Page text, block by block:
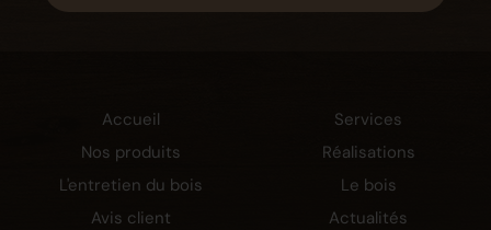
Accueil
Nos produits
L'entretien du bois
Services
Réalisations
Le bois
Actualités
Avis client